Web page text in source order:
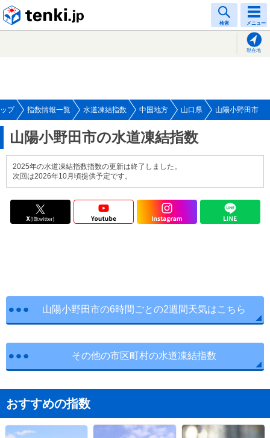
検索 メニュー
現在地
プ 指数情報一覧 水道凍結指数 中国地方 山口県 山陽小野田市
山陽小野田市の水道凍結指数
2025年の水道凍結指数指数の更新は終了しました。
次回は2026年10月頃提供予定です。
山陽小野田市の6時間ごとの2週間天気はこちら
その他の市区町村の水道凍結指数
おすすめの指数